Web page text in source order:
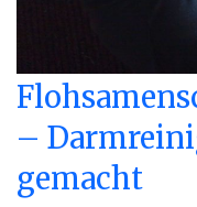
–
gemacht